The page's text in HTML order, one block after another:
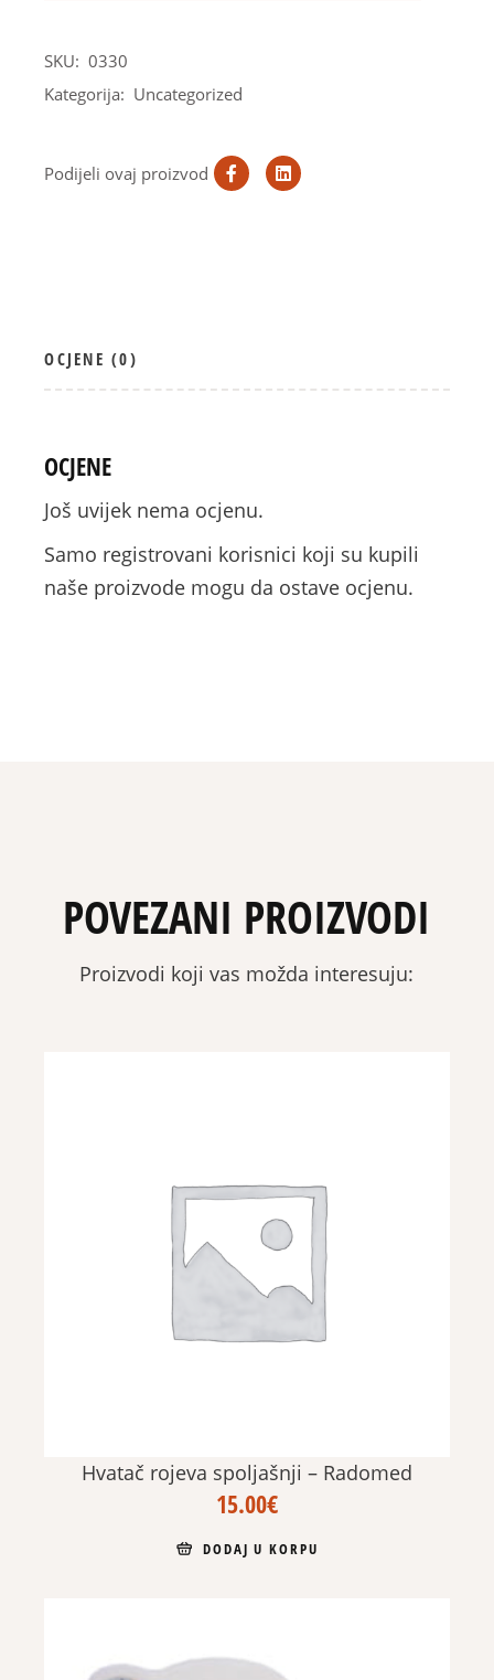
SKU: 0330
Kategorija: Uncategorized
Podijeli ovaj proizvod
OCJENE (0)
OCJENE
Još uvijek nema ocjenu.
Samo registrovani korisnici koji su kupili
naše proizvode mogu da ostave ocjenu.
POVEZANI PROIZVODI
Proizvodi koji vas možda interesuju:
Hvatač rojeva spoljašnji – Radomed
15.00€
DODAJ U KORPU